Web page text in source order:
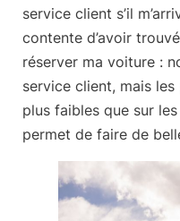
service client s’il
contente d’avoir trouvé
réserver ma voiture :
service client, mais
plus faibles que sur
permet de faire de